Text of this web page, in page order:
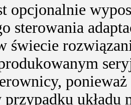
opcjonalnie
sterowania
świecie
układu